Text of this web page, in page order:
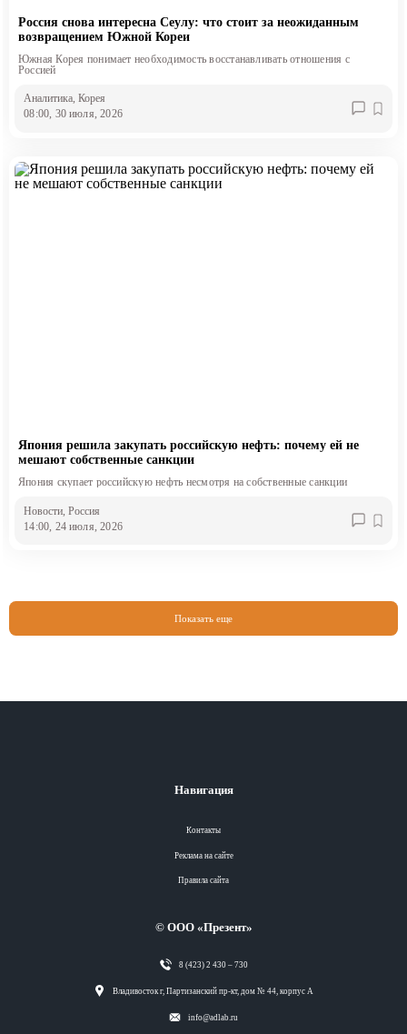
Россия снова интересна Сеулу: что стоит за неожиданным
возвращением Южной Кореи
Южная Корея понимает необходимость восстанавливать отношения с
Россией
Аналитика, Корея
08:00, 30 июля, 2026
Япония решила закупать российскую нефть: почему ей не
мешают собственные санкции
Япония скупает российскую нефть несмотря на собственные санкции
Новости , Россия
14:00, 24 июля, 2026
Показать еще
Навигация
Контакты
Реклама на сайте
Правила сайта
© ООО «Презент»
8 (423) 2 430 – 730
Владивосток г, Партизанский пр-кт, дом № 44, корпус А
info@adlab.ru